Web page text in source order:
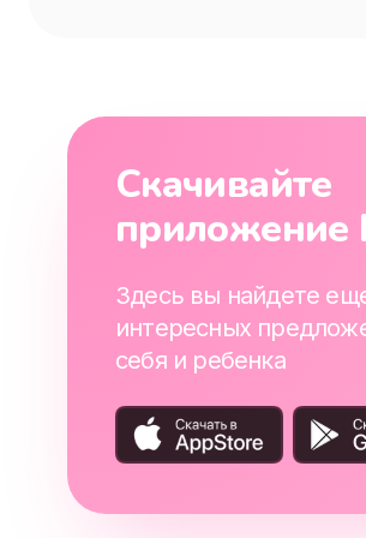
Скачивайте
приложение
Здесь вы найдете
интересных
себя и ребенка